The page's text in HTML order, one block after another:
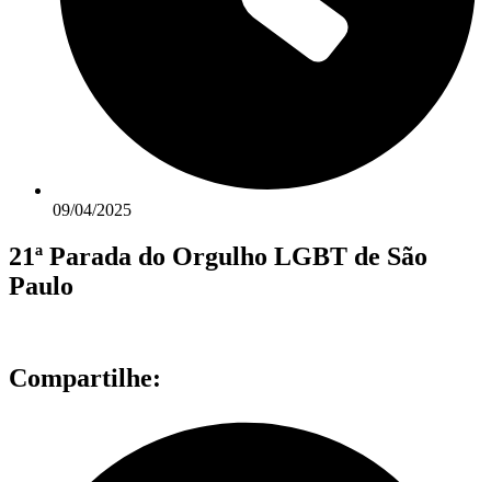
09/04/2025
21ª Parada do Orgulho LGBT de São
Paulo
Compartilhe: